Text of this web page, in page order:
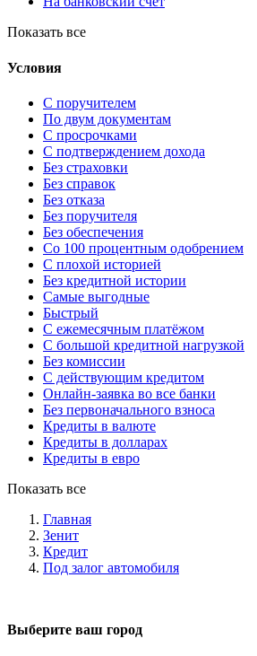
Показать все
Условия
С поручителем
По двум документам
С просрочками
С подтверждением дохода
Без страховки
Без справок
Без отказа
Без поручителя
Без обеспечения
Со 100 процентным одобрением
С плохой историей
Без кредитной истории
Самые выгодные
Быстрый
С ежемесячным платёжом
С большой кредитной нагрузкой
Без комиссии
С действующим кредитом
Онлайн-заявка во все банки
Без первоначального взноса
Кредиты в валюте
Кредиты в долларах
Кредиты в евро
Показать все
Главная
Зенит
Кредит
Под залог автомобиля
Выберите ваш город